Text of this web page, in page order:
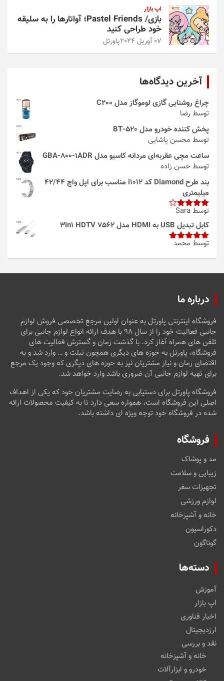
اپ بازار
بازی/ Pastel Friends؛ آواتارها را به سلیقه
خود طراحی کنید
07 آوریل 2024 پاورتل
آخرین دیدگاه‌ها
چراغ روشنایی گازی لوموگاز مدل C200
توسط رضا
پخش کننده خودرو مدل 520-BT
توسط محسن پاشایی
ساعت مچی عقربه‌ای مردانه کاسیو مدل GBA-800-1ADR
توسط حسن زاده
بند طرح Diamond کد i1012 مناسب برای اپل واچ 42/44
میلیمتری
امتیاز4
از 5
توسط Sara
کابل تبدیل USB به HDMI مدل 3in1 HDTV 7562
امتیاز5از
توسط محمد
درباره ما
فروشگاه اینترنتی پاورتل به عنوان اولین مرجع تخصصی فروش لوازم
جانبی فعالیت خود را از سال ۹۸ با هدف ارائه انواع لوازم جانبی برای
تلفن های همراه آغاز کرد. با گذشت زمان و گسترش فعالیت های
فروشگاه، پاورتل به حوزه های دیگری همچون تبلت و … وارد شد و به
اقتضای زمان و نیاز مشتریان نیز به حوزه های دیگری که وجود یک مرجع
برای تهیه لوازم جانبی آن ضروری باشد وارد خواهد شد.
فروشگاه پاورتل برای دستیابی به رضایت مشتریان خود که یکی از اهداف
اصلی این فروشگاه است، همواره سعی دارد تا به کیفیت محصولات ارائه
شده در فروشگاه خود توجه ویژه ای داشته باشد.
فروشگاه
مد و پوشاک
زیبایی و سلامت
تجهیزات سفر
لوازم ورزشی
خانه و آشپزخانه
دکوراسیون
گوناگون
دسته‌ها
آموزش
اپ بازار
اخبار فناوری
ارزدیجیتال
نقد و بررسی
خانه و آشپزخانه
خودرو و ابزارآلات